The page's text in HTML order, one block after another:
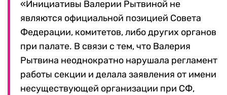
«Инициативы Валерии Рытвиной не
являются официальной позицией Совета
Федерации, комитетов, либо других органов
при палате. В связи с тем, что Валерия
Рытвина неоднократно нарушала регламент
работы секции и делала заявления от имени
несуществующей организации при СФ,